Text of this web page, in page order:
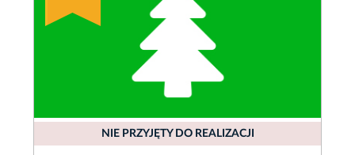
NIE PRZYJĘTY DO REALIZACJI